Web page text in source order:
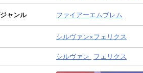
ャンル ファイアーエムブレム
シルヴァン×フェリクス
シルヴァン フェリクス